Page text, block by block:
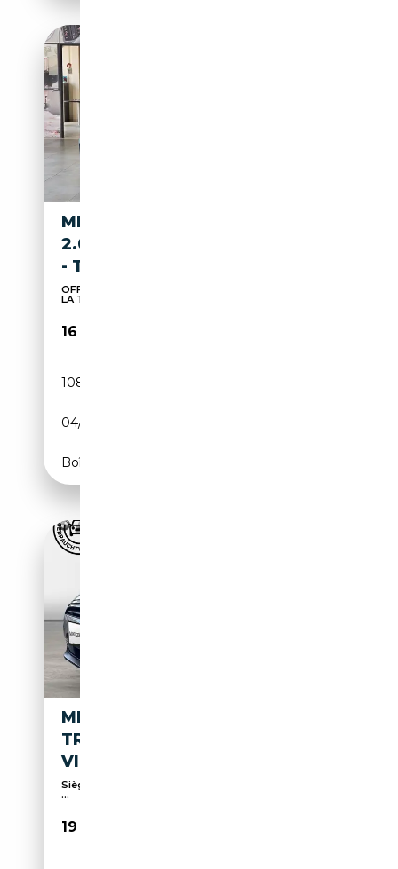
MINI COOPER D COUNTRYMAN
2.0 ESSENTIAL - IVA ESPOSTA
- TAGLIANDI MINI
OFFERTE FINANZIARIE VANTAGGIOSE-PROTEGGI
LA TUA AU...
16 900€
108 000 km
04/2022
Boîte manuelle
MINI COOPER *CLASSIC
TRIM*NAVI*DAB*LED*RFK*DRI
VING ASSIST.*ISO
Sièges sport, Sièges chauffants, Caméra d'aide au
...
19 890€